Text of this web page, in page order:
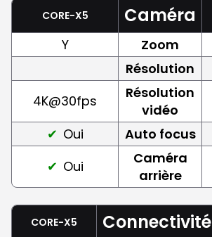
CORE-X5 Caméra
Y Zoom
Résolution
4K@30fps
Résolution
vidéo
Oui
Auto focus
Oui
Caméra
arrière
CORE-X5 Connectivité